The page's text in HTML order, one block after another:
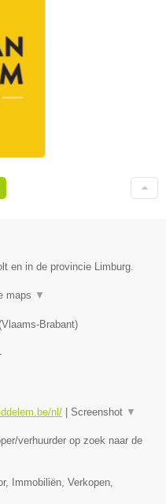
en in de provincie Limburg.
maps ▼
Vlaams-Brabant)
nl/ Screenshot ▼
verhuurder op zoek naar de
Immobiliën, Verkopen,